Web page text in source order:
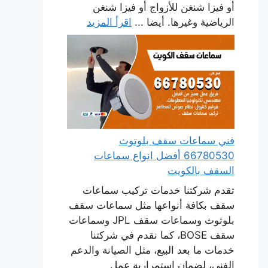
أو فيزا شنغن للأزواج أو فيزا شنغن
الرياضية وغيرها. أيضا ... اقرأ المزيد
فني سماعات سقف بلوتوث
66780530 أفضل انواع سماعات
السقف بالكويت
تقدم شركتنا خدمات تركيب سماعات
سقف بكافة أنواعها مثل سماعات سقف
بلوتوث وسماعات سقف JPL وسماعات
سقف BOSE، كما نقدم في شركتنا
خدمات ما بعد البيع، مثل الصيانة والدعم
الفني، لضمان استمرارية عمل